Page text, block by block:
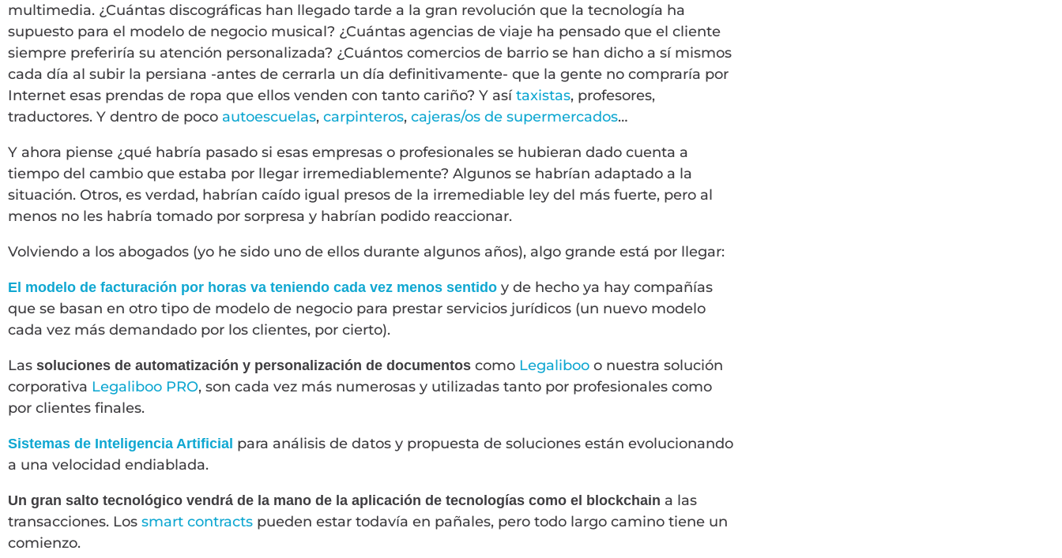
multimedia. ¿Cuántas discográficas han llegado tarde a la gran revolución que la tecnología ha
supuesto para el modelo de negocio musical? ¿Cuántas agencias de viaje ha pensado que el cliente
siempre preferiría su atención personalizada? ¿Cuántos comercios de barrio se han dicho a sí mismos
cada día al subir la persiana -antes de cerrarla un día definitivamente- que la gente no compraría por
Internet esas prendas de ropa que ellos venden con tanto cariño? Y asítaxistas, profesores,
traductores. Y dentro de poco autoescuelas, carpinteros, cajeras/os de supermercados…
Y ahora piense ¿qué habría pasado si esas empresas o profesionales se hubieran dado cuenta a
tiempo del cambio que estaba por llegar irremediablemente? Algunos se habrían adaptado a la
situación. Otros, es verdad, habrían caído igual presos de la irremediable ley del más fuerte, pero al
menos no les habría tomado por sorpresa y habrían podido reaccionar.
Volviendo a los abogados (yo he sido uno de ellos durante algunos años), algo grande está por llegar:
El modelo de facturación por horas va teniendo cada vez menos sentido y de hecho ya hay compañías
que se basan en otro tipo de modelo de negocio para prestar servicios jurídicos (un nuevo modelo
cada vez más demandado por los clientes, por cierto).
Las soluciones de automatización y personalización de documentos como Legaliboo o nuestra solución
corporativa Legaliboo PRO, son cada vez más numerosas y utilizadas tanto por profesionales como
por clientes finales.
Sistemas de Inteligencia Artificial para análisis de datos y propuesta de soluciones están evolucionando
a una velocidad endiablada.
Un gran salto tecnológico vendrá de la mano de la aplicación de tecnologías como el blockchain a las
transacciones. Los smart contracts pueden estar todavía en pañales, pero todo largo camino tiene un
comienzo.